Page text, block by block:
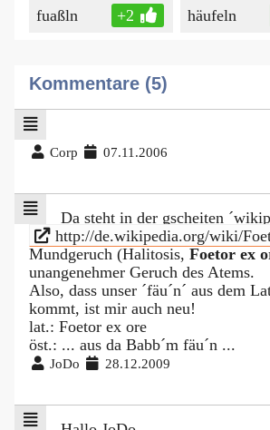
fuaßln +2 häufeln
Kommentare (5)
Corp 07.11.2006
Da steht in der gscheiten
http://de.wikipedia.org/wiki/
Mundgeruch (Halitosis, Foetor ex
unangenehmer Geruch des Atems.
Also, dass unser ´fäu´n´ aus dem
kommt, ist mir auch neu!
lat.: Foetor ex ore
öst.: ... aus da Babb´m fäu´n ...
JoDo 28.12.2009